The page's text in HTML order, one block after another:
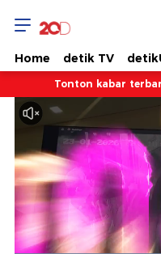
Home detik TV
Tonton kabar